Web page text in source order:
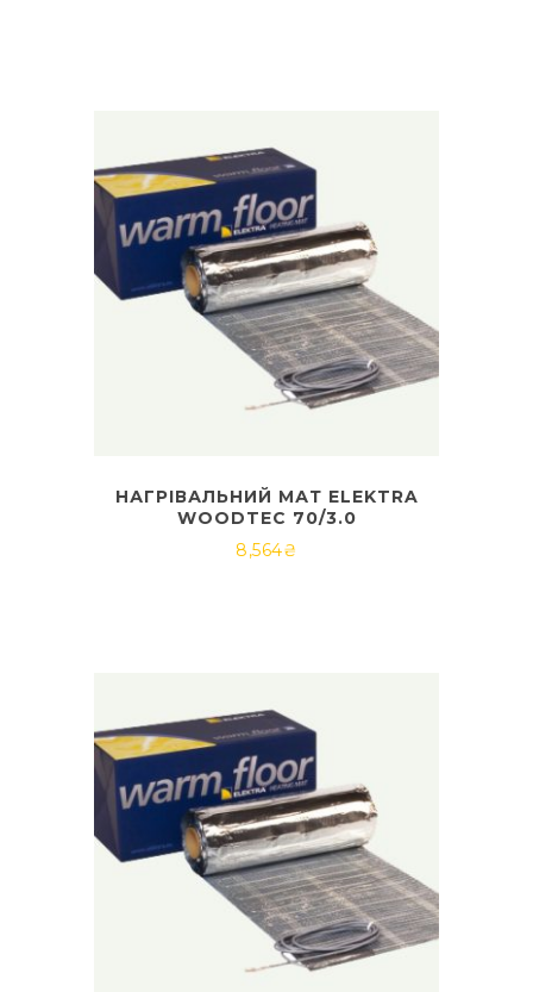
НАГРІВАЛЬНИЙ МАТ ELEKTRA
WOODTEC 70/3.0
8,564₴